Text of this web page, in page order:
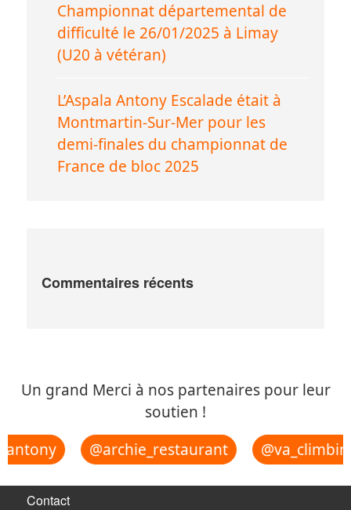
Championnat départemental de
difficulté le 26/01/2025 à Limay
(U20 à vétéran)
L’Aspala Antony Escalade était à
Montmartin-Sur-Mer pour les
demi-finales du championnat de
France de bloc 2025
Commentaires récents
Un grand Merci à nos partenaires pour leur
soutien !
@archie_restaurant
Contact